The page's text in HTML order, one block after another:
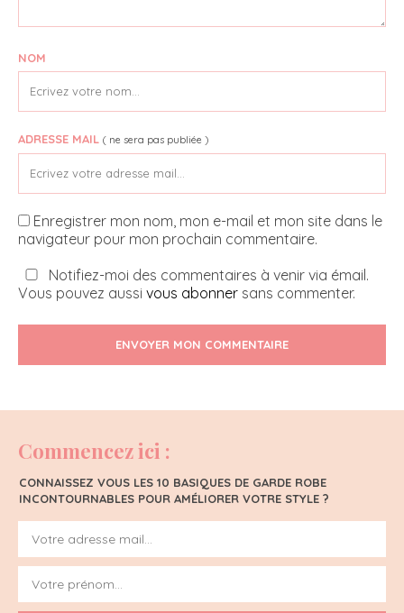
NOM
ADRESSE MAIL ( ne sera pas publiée )
Enregistrer mon nom, mon e-mail et mon site dans le
navigateur pour mon prochain commentaire.
Notifiez-moi des commentaires à venir via émail.
Vous pouvez aussi vous abonner sans commenter.
ENVOYER MON COMMENTAIRE
Commencez ici :
CONNAISSEZ VOUS LES 10 BASIQUES DE GARDE ROBE
INCONTOURNABLES POUR AMÉLIORER VOTRE STYLE ?